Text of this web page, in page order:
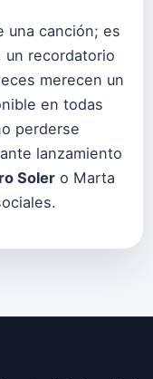
una canción; es
un recordatorio
merecen un
en todas
perderse
lanzamiento
Soler o Marta